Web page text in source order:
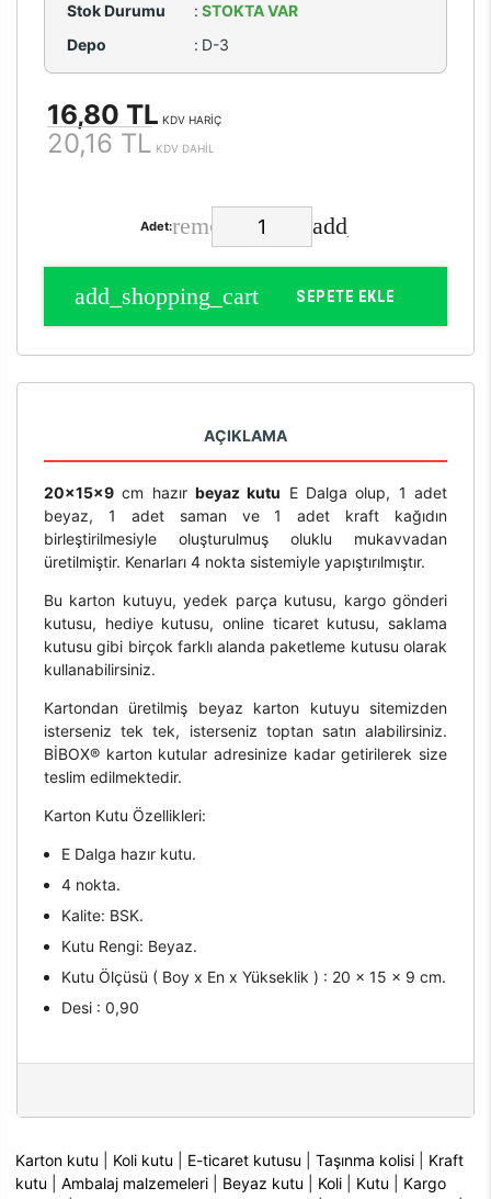
Stok Durumu
: STOKTA VAR
Depo
: D-3
16,80 TL KDV HARİÇ
20,16 TL KDV DAHİL
Adet:
SEPETE EKLE
AÇIKLAMA
20x15x9cm hazır beyaz kutu E Dalga olup, 1 adet
beyaz, 1 adet saman ve 1 adet kraft kağıdın
birleştirilmesiyle oluşturulmuş oluklu mukavvadan
üretilmiştir. Kenarları 4 nokta sistemiyle yapıştırılmıştır.
Bu karton kutuyu, yedek parça kutusu, kargo gönderi
kutusu, hediye kutusu, online ticaret kutusu, saklama
kutusu gibi birçok farklı alanda paketleme kutusu olarak
kullanabilirsiniz.
Kartondan üretilmiş beyaz karton kutuyu sitemizden
isterseniz tek tek, isterseniz toptan satın alabilirsiniz.
BİBOX® karton kutular adresinize kadar getirilerek size
teslim edilmektedir.
Karton Kutu Özellikleri:
E Dalga hazır kutu.
4 nokta.
Kalite: BSK.
Kutu Rengi: Beyaz.
Kutu Ölçüsü ( Boy x En x Yükseklik ) : 20 x 15 x 9 cm.
Desi : 0,90
Karton kutu Koli kutu E-ticaret kutusu |Taşınma kolisi
Kraft
kutu |Ambalaj malzemeleri Beyaz kutu Koli Kutu
Kargo